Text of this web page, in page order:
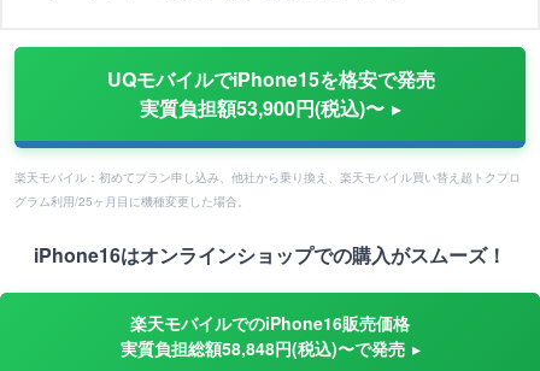
UQモバイルでiPhone15を格安で発売
実質負担額53,900円(税込)〜
楽天モバイル：初めてプラン申し込み、他社から乗り換え、楽天モバイル買い替え超トクプロ
グラム利用/25ヶ月目に機種変更した場合。
iPhone16はオンラインショップでの購入がスムーズ！
楽天モバイルでのiPhone16販売価格
実質負担総額58,848円(税込)〜で発売